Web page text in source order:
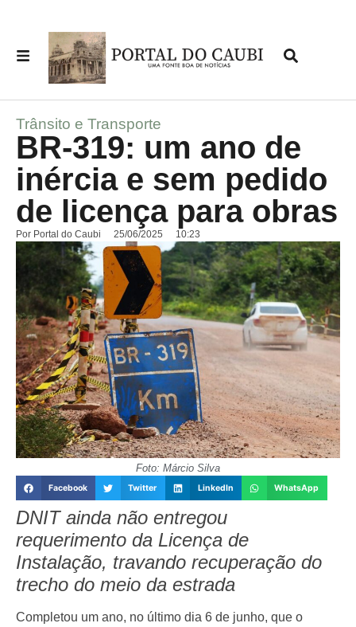
Trânsito e Transporte
BR-319: um ano de
inércia e sem pedido
de licença para obras
Por Portal do Caubi 25/06/2025 10:23
Foto: Márcio Silva
Facebook Twitter LinkedIn WhatsApp
DNIT ainda não entregou
requerimento da Licença de
Instalação, travando recuperação do
trecho do meio da estrada
Completou um ano, no último dia 6 de junho, que o